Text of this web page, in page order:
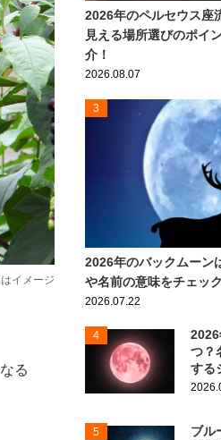
イメージ
る
2026年のペルセウス
見える場所選びのポイ
介！
2026.08.07
3
2026年のバックムー
や名前の意味をチェッ
2026.07.22
4
つ？
する
5
ブル